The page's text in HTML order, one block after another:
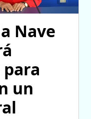
Nave
un